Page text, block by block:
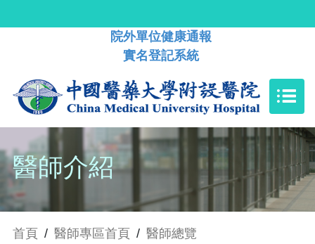
院外單位健康通報
實名登記系統
醫師介紹
首頁 / 醫師專區首頁 / 醫師總覽